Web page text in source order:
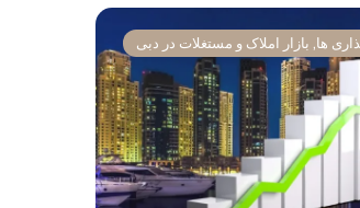
ها, بازار املاک و مستغلات در دبی